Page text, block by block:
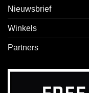
Nieuwsbrief
Winkels
Partners